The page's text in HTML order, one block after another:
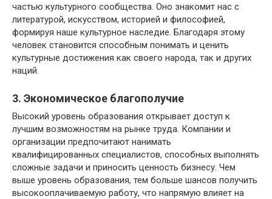
частью культурного сообщества. Оно знакомит нас с
литературой, искусством, историей и философией,
формируя наше культурное наследие. Благодаря этому
человек становится способным понимать и ценить
культурные достижения как своего народа, так и других
наций.
3. Экономическое благополучие
Высокий уровень образования открывает доступ к
лучшим возможностям на рынке труда. Компании и
организации предпочитают нанимать
квалифицированных специалистов, способных выполнять
сложные задачи и приносить ценность бизнесу. Чем
выше уровень образования, тем больше шансов получить
высокооплачиваемую работу, что напрямую влияет на